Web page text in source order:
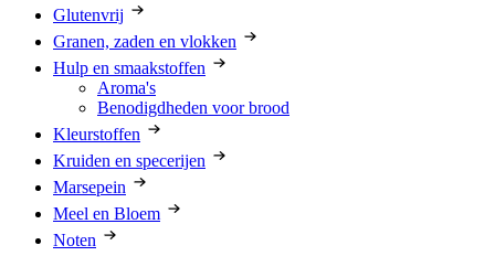
Glutenvrij
Granen, zaden en vlokken
Hulp en smaakstoffen
Aroma's
Benodigdheden voor brood
Kleurstoffen
Kruiden en specerijen
Marsepein
Meel en Bloem
Noten